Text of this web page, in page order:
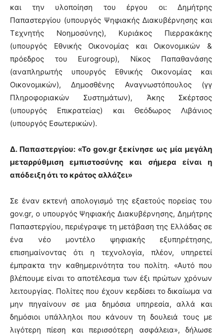
και την υλοποίηση του έργου οι: Δημήτρης
Παπαστεργίου (υπουργός Ψηφιακής Διακυβέρνησης και
Τεχνητής Νοημοσύνης), Κυριάκος Πιερρακάκης
(υπουργός Εθνικής Οικονομίας και Οικονομικών &
πρόεδρος του Eurogroup), Νίκος Παπαθανάσης
(αναπληρωτής υπουργός Εθνικής Οικονομίας και
Οικονομικών), Δημοσθένης Αναγνωστόπουλος (γγ
Πληροφοριακών Συστημάτων), Άκης Σκέρτσος
(υπουργός Επικρατείας) και Θεόδωρος Λιβάνιος
(υπουργός Εσωτερικών).
Δ. Παπαστεργίου: «Το gov.gr ξεκίνησε ως μία μεγάλη
μεταρρύθμιση εμπιστοσύνης και σήμερα είναι η
απόδειξη ότι το κράτος αλλάζει»
Σε έναν εκτενή απολογισμό της εξαετούς πορείας του
gov.gr, ο υπουργός Ψηφιακής Διακυβέρνησης, Δημήτρης
Παπαστεργίου, περιέγραψε τη μετάβαση της Ελλάδας σε
ένα νέο μοντέλο ψηφιακής εξυπηρέτησης,
επισημαίνοντας ότι η τεχνολογία, πλέον, υπηρετεί
έμπρακτα την καθημερινότητα του πολίτη. «Αυτό που
βλέπουμε είναι το αποτέλεσμα των έξι πρώτων χρόνων
λειτουργίας. Πολίτες που έχουν κερδίσει το δικαίωμα να
μην πηγαίνουν σε μια δημόσια υπηρεσία, αλλά και
δημόσιοι υπάλληλοι που κάνουν τη δουλειά τους με
λιγότερη πίεση και περισσότερη ασφάλεια», δήλωσε